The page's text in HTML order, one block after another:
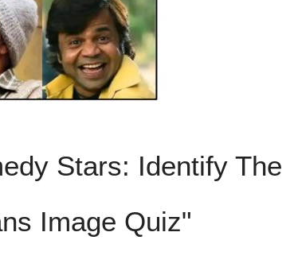
Stars: Identify The
Image Quiz"